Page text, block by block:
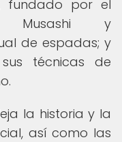
fundado por el
Musashi y
de espadas; y
técnicas de
la historia y la
así como las